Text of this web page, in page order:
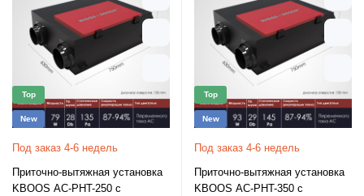
Top
New
Под заказ 4-6 недель
Приточно-вытяжная установка
KBOOS AC-PHT-250 с
Top
New
Под заказ 4-6 недель
Приточно-вытяжная установка
KBOOS AC-PHT-350 с